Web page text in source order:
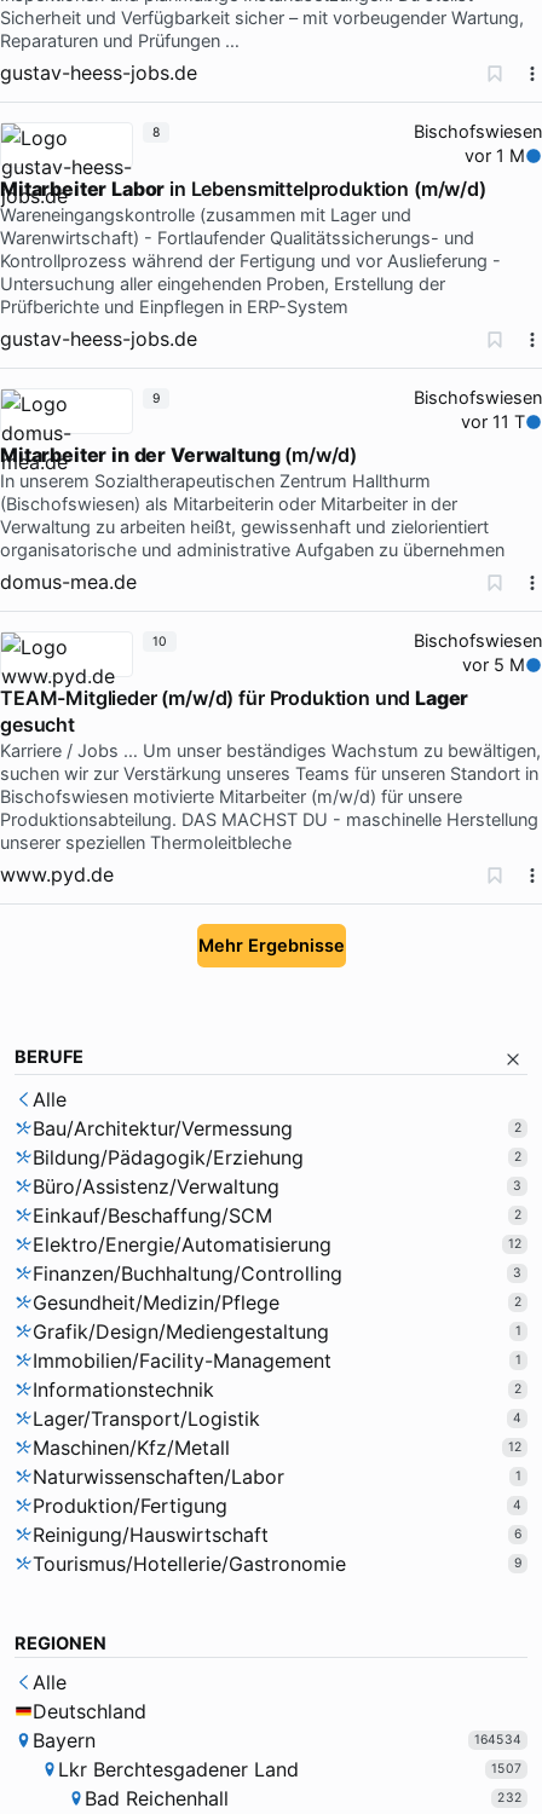
Sicherheit und Verfügbarkeit sicher – mit vorbeugender Wartung,
Reparaturen und Prüfungen …
gustav-heess-jobs.de
Bischofswiesen
vor 1 M
Mitarbeiter Labor in Lebensmittelproduktion (m/w/d)
Wareneingangskontrolle (zusammen mit Lager und
Warenwirtschaft) - Fortlaufender Qualitätssicherungs- und
Kontrollprozess während der Fertigung und vor Auslieferung -
Untersuchung aller eingehenden Proben, Erstellung der
Prüfberichte und Einpflegen in ERP-System
gustav-heess-jobs.de
8
Bischofswiesen
vor 11 T
Mitarbeiter in der Verwaltung(m/w/d)
In unserem Sozialtherapeutischen Zentrum Hallthurm
(Bischofswiesen) als Mitarbeiterin oder Mitarbeiter in der
Verwaltung zu arbeiten heißt, gewissenhaft und zielorientiert
organisatorische und administrative Aufgaben zu übernehmen
domus-mea.de
9
Bischofswiesen
vor 5 M
TEAM-Mitglieder (m/w/d) für Produktion undLager
gesucht
Karriere / Jobs … Um unser beständiges Wachstum zu bewältigen,
suchen wir zur Verstärkung unseres Teams für unseren Standort in
Bischofswiesen motivierte Mitarbeiter (m/w/d) für unsere
Produktionsabteilung. DAS MACHST DU - maschinelle Herstellung
unserer speziellen Thermoleitbleche
www.pyd.de
10
Mehr Ergebnisse
BERUFE
Alle
Bau/Architektur/Vermessung
2
Bildung/Pädagogik/Erziehung 2
Büro/Assistenz/Verwaltung 3
Einkauf/Beschaffung/SCM 2
Elektro/Energie/Automatisierung 12
Finanzen/Buchhaltung/Controlling 3
Gesundheit/Medizin/Pflege 2
Grafik/Design/Mediengestaltung 1
Immobilien/Facility-Management 1
Informationstechnik 2
Lager/Transport/Logistik 4
Maschinen/Kfz/Metall 12
Naturwissenschaften/Labor 1
Produktion/Fertigung 4
Reinigung/Hauswirtschaft 6
Tourismus/Hotellerie/Gastronomie 9
REGIONEN
Alle
Deutschland
Bayern
164534
Lkr Berchtesgadener Land 1507
Bad Reichenhall 232